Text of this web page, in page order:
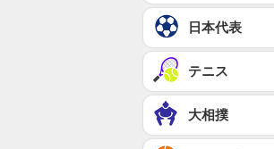
日本代表
テニス
大相撲